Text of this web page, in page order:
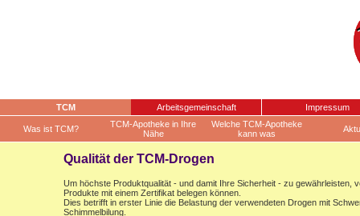
TCM Arbeitsgemeinschaft Impressum
Was ist TCM?
TCM-Apotheke in Ihre
Nähe
Welche TCM-Apotheke
kann was
Qualität der TCM-Drogen
Um höchste Produktqualität - und damit Ihre Sicherheit - zu
Produkte mit einem Zertifikat belegen können.
Dies betrifft in erster Linie die Belastung der verwendeten Drogen mit
Schimmelbilung.